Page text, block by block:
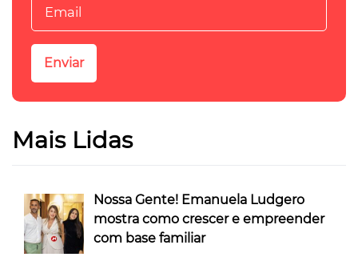
Mais Lidas
Nossa Gente! Emanuela Ludgero
mostra como crescer e empreender
com base familiar